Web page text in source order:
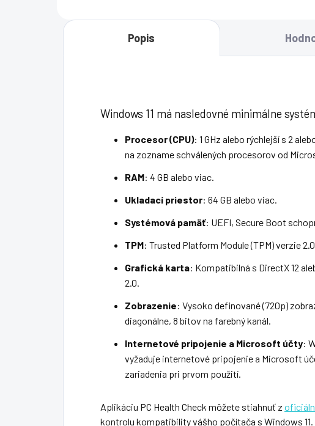
Popis
Windows 11 má nasledovné minimálne
Procesor (CPU): 1 GHz alebo rýchlejší s 2
na zozname schválených procesorov od
RAM: 4 GB alebo viac.
Ukladací priestor: 64 GB alebo viac.
Systémová pamäť: UEFI, Secure Boot
TPM: Trusted Platform Module (TPM) verzie 2.0.
Grafická karta: Kompatibilná s DirectX 12
2.0.
Zobrazenie: Vysoko definované (720p)
diagonálne, 8 bitov na farebný kanál.
Internetové pripojenie a Microsoft účty:
vyžaduje internetové pripojenie a Microsoft
zariadenia pri prvom použití​
Aplikáciu PC Health Check môžete stiahnuť z
kontrolu kompatibility vášho počítača s Windows 11.